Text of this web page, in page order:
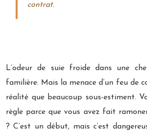
contrat.
L’odeur de suie froide dans une
familière. Mais la menace d’un feu de
réalité que beaucoup sous-estiment.
règle parce que vous avez fait
? C’est un début, mais c’est